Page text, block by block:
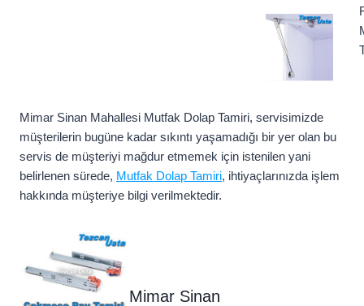
Mimar Sinan Mahallesi Mutfak Dolap Tamiri, servisimizde
müşterilerin bugüne kadar sıkıntı yaşamadığı bir yer olan bu
servis de müşteriyi mağdur etmemek için istenilen yani
belirlenen sürede, Mutfak Dolap Tamiri, ihtiyaçlarınızda işlem
hakkında müşteriye bilgi verilmektedir.
Mimar Sinan